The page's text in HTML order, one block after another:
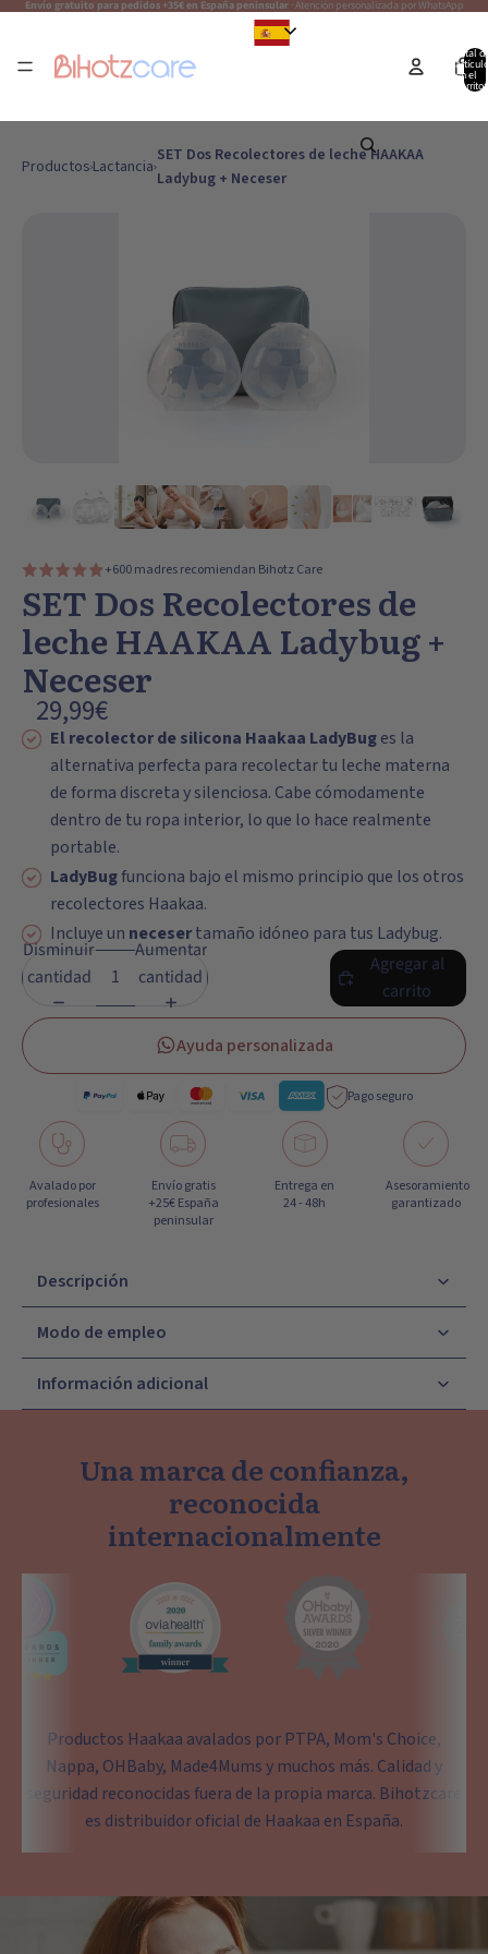
Envío gratuito para pedidos +35€ en España peninsular· Atención personalizada por WhatsApp
Total
en el
Productos Lactancia
SET Dos Recolectores de leche HAAKAA
Ladybug + Neceser
+600 madres recomiendan Bihotz Care
SET Dos Recolectores de
leche HAAKAA Ladybug +
Neceser
29,99€
El recolector de silicona Haakaa LadyBuges la
alternativa perfecta para recolectar tu leche materna
de forma discreta y silenciosa. Cabe cómodamente
dentro de tu ropa interior, lo que lo hace realmente
portable.
LadyBugfunciona bajo el mismo principio que los otros
recolectores Haakaa.
Incluye un necesertamaño idóneo para tus Ladybug.
Disminuir
cantidad
Aumentar
cantidad
Agregar al
carrito
Ayuda personalizada
Pago seguro
Avalado por
profesionales
Envío gratis
+25€ España
peninsular
Entrega en
24 - 48h
Asesoramiento
garantizado
Descripción
Modo de empleo
Información adicional
Una marca de confianza,
reconocida
internacionalmente
Productos Haakaa avalados por PTPA, Mom's Choice,
Nappa, OHBaby, Made4Mums y muchos más. Calidad y
seguridad reconocidas fuera de la propia marca. Bihotzcare
es distribuidor oficial de Haakaa en España.